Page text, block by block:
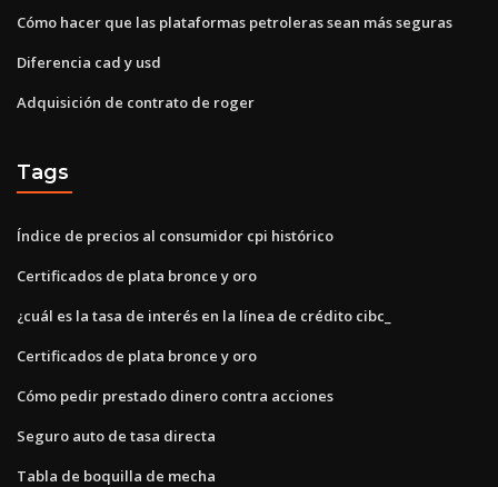
Cómo hacer que las plataformas petroleras sean más seguras
Diferencia cad y usd
Adquisición de contrato de roger
Tags
Índice de precios al consumidor cpi histórico
Certificados de plata bronce y oro
¿cuál es la tasa de interés en la línea de crédito cibc_
Certificados de plata bronce y oro
Cómo pedir prestado dinero contra acciones
Seguro auto de tasa directa
Tabla de boquilla de mecha